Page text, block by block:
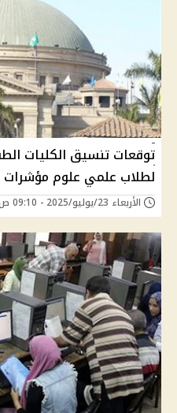
توقعات تنسيق الكليات
لطلاب علمي علوم مؤشرات
الأربعاء 23/يوليو/2025 - 09:10 ص